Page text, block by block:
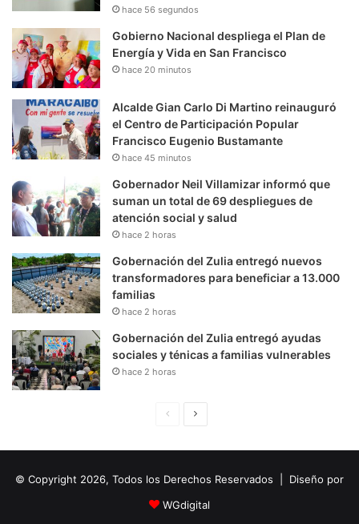
hace 56 segundos
Gobierno Nacional despliega el Plan de
Energía y Vida en San Francisco
hace 20 minutos
Alcalde Gian Carlo Di Martino reinauguró
el Centro de Participación Popular
Francisco Eugenio Bustamante
hace 45 minutos
Gobernador Neil Villamizar informó que
suman un total de 69 despliegues de
atención social y salud
hace 2 horas
Gobernación del Zulia entregó nuevos
transformadores para beneficiar a 13.000
familias
hace 2 horas
Gobernación del Zulia entregó ayudas
sociales y ténicas a familias vulnerables
hace 2 horas
i
n
u
i
© Copyright 2026, Todos los Derechos Reservados | Diseño por
WGdigital